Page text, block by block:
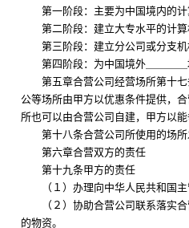
第一阶段：主要为中国境内的
第二阶段：建立大专水平的计
第三阶段：建立分公司或分支
第四阶段：为中国境外＿＿＿
第五章合营公司经营场所第十
公等场所由甲方以优惠条件提供，
所也可以由合营公司自建，甲方以
第十八条合营公司所使用的场
第六章合营双方的责任
第十九条甲方的责任
（１）办理向中华人民共和国
（２）协助合营公司联系落实
的物资。